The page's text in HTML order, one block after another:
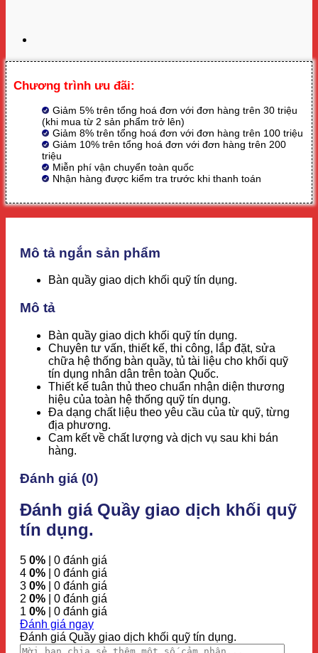
Chương trình ưu đãi:
Giảm 5% trên tổng hoá đơn với đơn hàng trên 30 triệu
(khi mua từ 2 sản phẩm trở lên)
Giảm 8% trên tổng hoá đơn với đơn hàng trên 100 triệu
Giảm 10% trên tổng hoá đơn với đơn hàng trên 200
triệu
Miễn phí vận chuyển toàn quốc
Nhận hàng được kiểm tra trước khi thanh toán
Mô tả ngắn sản phẩm
Bàn quầy giao dịch khối quỹ tín dụng.
Mô tả
Bàn quầy giao dịch khối quỹ tín dụng.
Chuyên tư vấn, thiết kế, thi công, lắp đặt, sửa
chữa hệ thống bàn quầy, tủ tài liệu cho khối quỹ
tín dụng nhân dân trên toàn Quốc.
Thiết kế tuân thủ theo chuẩn nhận diện thương
hiệu của toàn hệ thống quỹ tín dụng.
Đa dạng chất liệu theo yêu cầu của từ quỹ, từng
địa phương.
Cam kết về chất lượng và dịch vụ sau khi bán
hàng.
Đánh giá (0)
Đánh giá Quầy giao dịch khối quỹ
tín dụng.
5 0% | 0 đánh giá
4 0% | 0 đánh giá
3 0% | 0 đánh giá
2 0% | 0 đánh giá
1 0% | 0 đánh giá
Đánh giá ngay
Đánh giá Quầy giao dịch khối quỹ tín dụng.